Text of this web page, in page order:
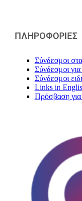
ΠΛΗΡΟΦΟΡΙΕΣ
Σύνδεσμοι
Σύνδεσμοι
Σύνδεσμοι
Links in
Πρόσβαση για